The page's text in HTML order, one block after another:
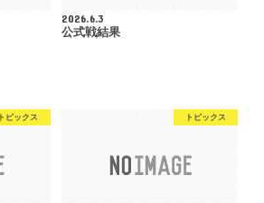
2026.6.3
公式戦結果
トピックス トピックス